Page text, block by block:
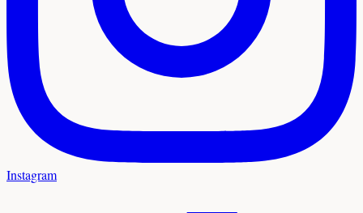
Instagram